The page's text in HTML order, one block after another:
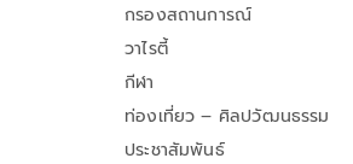
กรองสถานการณ์
วาไรตี้
กีฬา
ท่องเที่ยว – ศิลปวัฒนธรรม
ประชาสัมพันธ์